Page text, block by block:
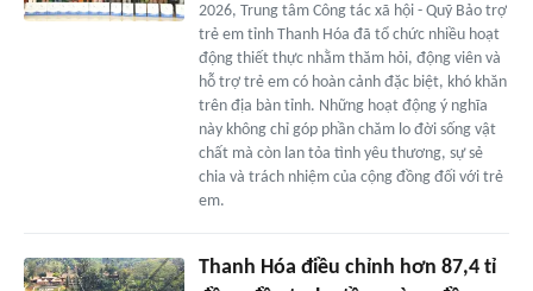
2026, Trung tâm Công tác xã hội - Quỹ Bảo trợ
trẻ em tỉnh Thanh Hóa đã tổ chức nhiều hoạt
động thiết thực nhằm thăm hỏi, động viên và
hỗ trợ trẻ em có hoàn cảnh đặc biệt, khó khăn
trên địa bàn tỉnh. Những hoạt động ý nghĩa
này không chỉ góp phần chăm lo đời sống vật
chất mà còn lan tỏa tình yêu thương, sự sẻ
chia và trách nhiệm của cộng đồng đối với trẻ
em.
Thanh Hóa điều chỉnh hơn 87,4 tỉ